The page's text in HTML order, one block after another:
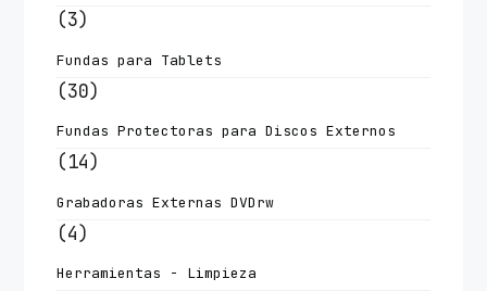
(3)
Fundas para Tablets
(30)
Fundas Protectoras para Discos Externos
(14)
Grabadoras Externas DVDrw
(4)
Herramientas - Limpieza